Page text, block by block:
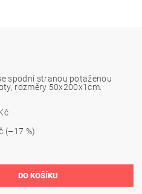
spodní stranou potaženou
rozměry 50x200x1cm.
(–17 %)